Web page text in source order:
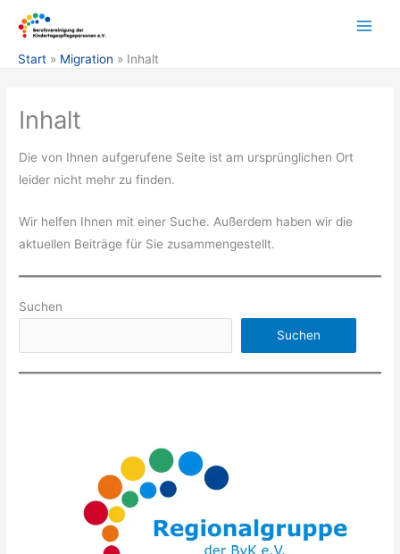
Inhalt
springen
Start Migration Inhalt
Inhalt
Die von Ihnen aufgerufene Seite ist am ursprünglichen Ort
leider nicht mehr zu finden.
Wir helfen Ihnen mit einer Suche. Außerdem haben wir die
aktuellen Beiträge für Sie zusammengestellt.
Suchen
Suchen